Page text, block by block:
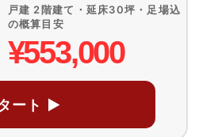
戸建 2階建て・延床30坪・足場込
の概算目安
¥553,000
ート ▶